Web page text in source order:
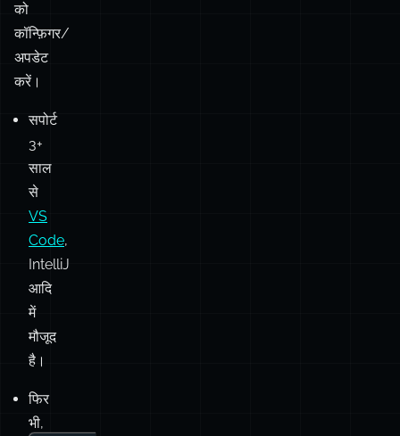
को
कॉन्फ़िगर/
अपडेट
करें।
सपोर्ट
3+
साल
से
VS
Code,
IntelliJ
आदि
में
मौजूद
है।
फिर
भी,